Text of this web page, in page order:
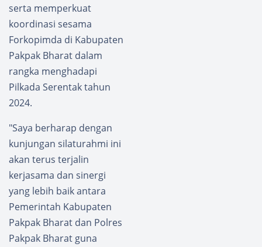
serta memperkuat
koordinasi sesama
Forkopimda di Kabupaten
Pakpak Bharat dalam
rangka menghadapi
Pilkada Serentak tahun
2024.
"Saya berharap dengan
kunjungan silaturahmi ini
akan terus terjalin
kerjasama dan sinergi
yang lebih baik antara
Pemerintah Kabupaten
Pakpak Bharat dan Polres
Pakpak Bharat guna